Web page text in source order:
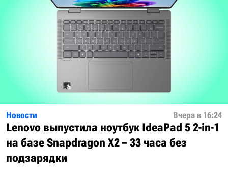
Новости Вчера в 16:24
Lenovo выпустила ноутбук IdeaPad 5 2-in-1
на базе Snapdragon X2 – 33 часа без
подзарядки